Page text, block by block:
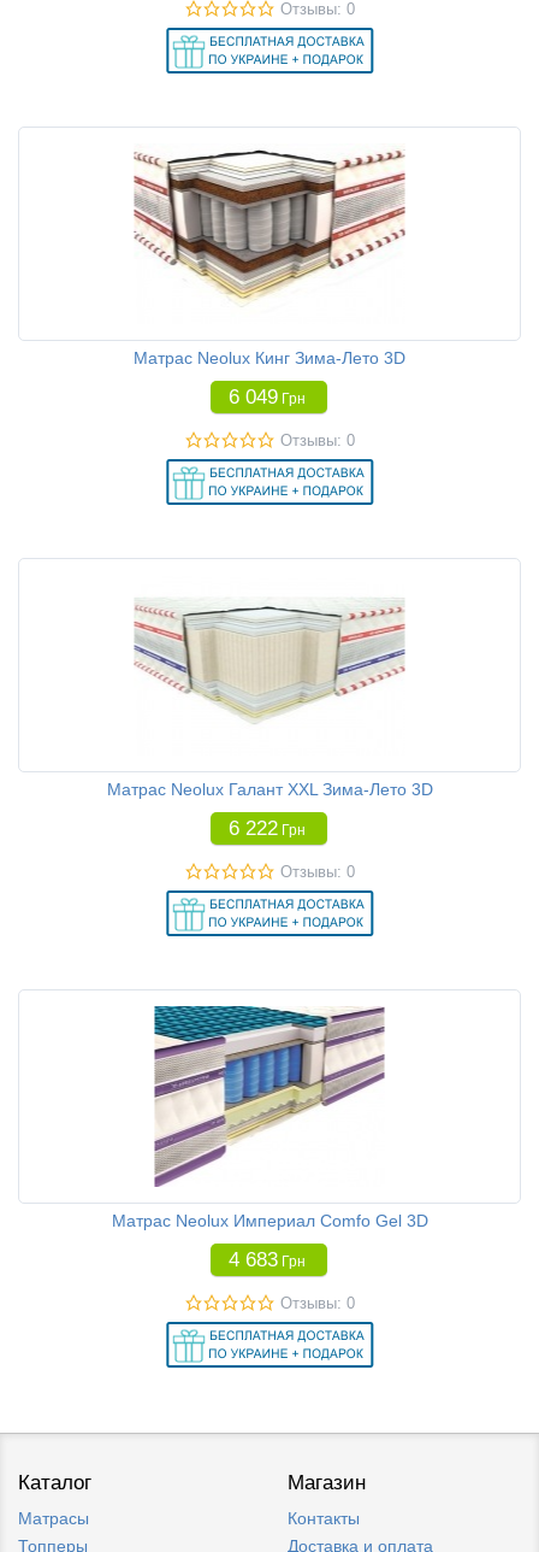
Отзывы: 0
Матрас Neolux Кинг Зима-Лето 3D
6 049 Грн
Отзывы: 0
Матрас Neolux Галант XXL Зима-Лето 3D
6 222 Грн
Отзывы: 0
Матрас Neolux Империал Comfo Gel 3D
4 683 Грн
Отзывы: 0
Каталог
Матрасы
Топперы
Магазин
Контакты
Доставка и оплата